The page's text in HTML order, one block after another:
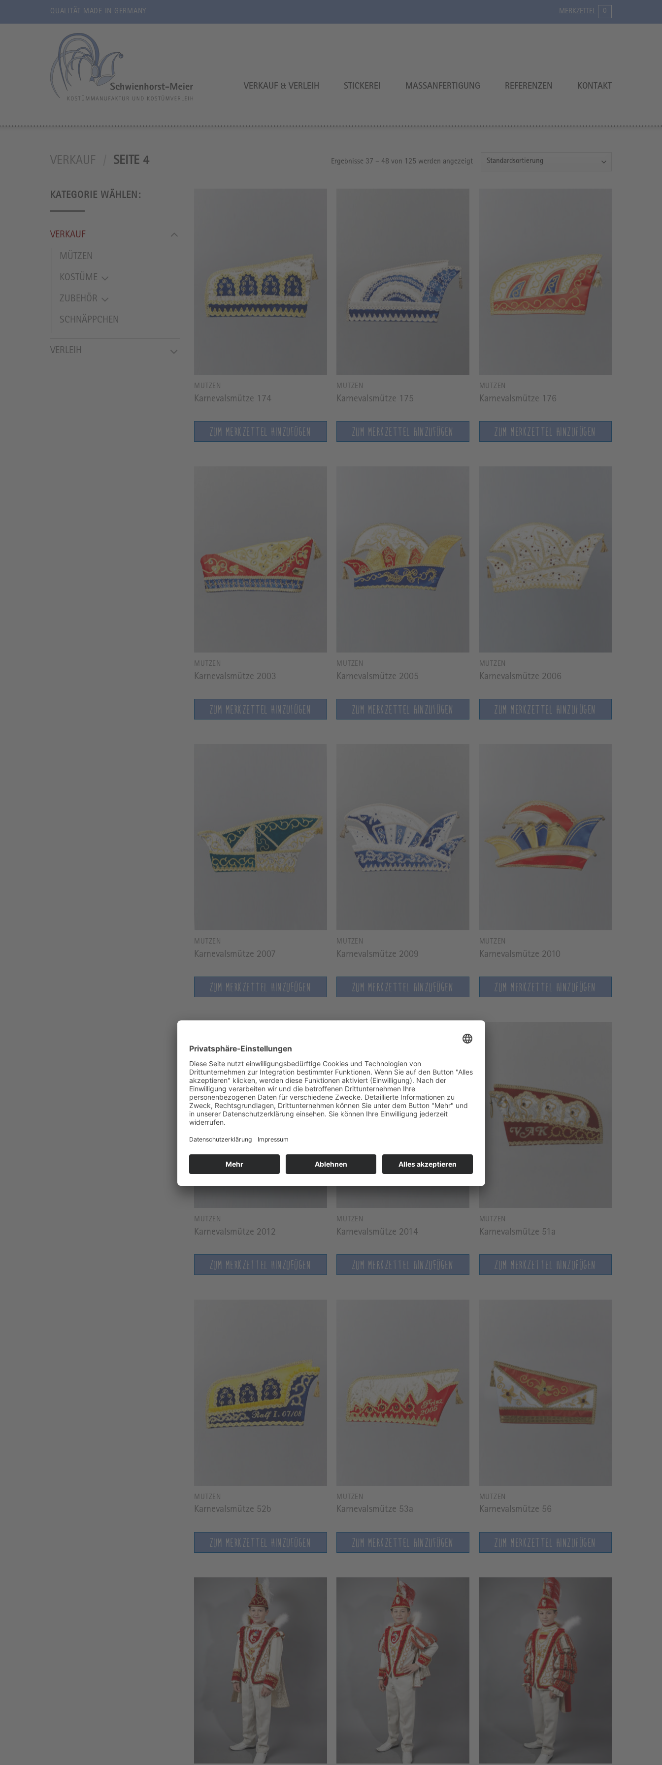
Inhalt
QUALITÄT MADE IN GERMANY MERKZETTEL 0
VERKAUF & VERLEIH STICKEREI MASSANFERTIGUNG REFERENZEN KONTAKT
VERKAUF SEITE 4 Ergebnisse 37 – 48 von 125 werden angezeigt
KATEGORIE WÄHLEN:
VERKAUF
MÜTZEN
KOSTÜME
ZUBEHÖR
SCHNÄPPCHEN
VERLEIH
MÜTZEN
Karnevalsmütze 174
ZUM MERKZETTEL HINZUFÜGEN
MÜTZEN
Karnevalsmütze 175
ZUM MERKZETTEL HINZUFÜGEN
MÜTZEN
Karnevalsmütze 176
ZUM MERKZETTEL HINZUFÜGEN
MÜTZEN
Karnevalsmütze 2003
ZUM MERKZETTEL HINZUFÜGEN
MÜTZEN
Karnevalsmütze 2005
ZUM MERKZETTEL HINZUFÜGEN
MÜTZEN
Karnevalsmütze 2006
ZUM MERKZETTEL HINZUFÜGEN
MÜTZEN
Karnevalsmütze 2007
ZUM MERKZETTEL HINZUFÜGEN
MÜTZEN
Karnevalsmütze 2009
ZUM MERKZETTEL HINZUFÜGEN
MÜTZEN
Karnevalsmütze 2010
ZUM MERKZETTEL HINZUFÜGEN
MÜTZEN
Karnevalsmütze 2012
ZUM MERKZETTEL HINZUFÜGEN
MÜTZEN
Karnevalsmütze 2014
ZUM MERKZETTEL HINZUFÜGEN
MÜTZEN
Karnevalsmütze 51a
ZUM MERKZETTEL HINZUFÜGEN
MÜTZEN
Karnevalsmütze 52b
ZUM MERKZETTEL HINZUFÜGEN
MÜTZEN
Karnevalsmütze 53a
ZUM MERKZETTEL HINZUFÜGEN
MÜTZEN
Karnevalsmütze 56
ZUM MERKZETTEL HINZUFÜGEN